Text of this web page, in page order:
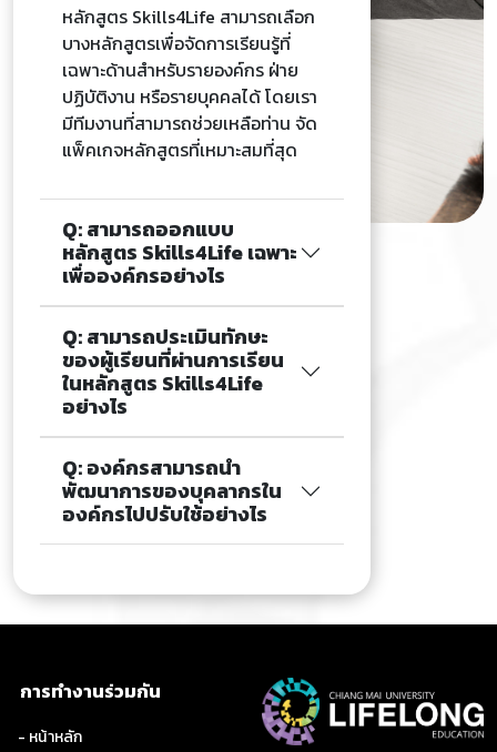
ลงทะเบียนความสนใจ
หลักสูตร Skills4Life สามารถเลือก
บางหลักสูตรเพื่อจัดการเรียนรู้ที่
เฉพาะด้านสำหรับรายองค์กร ฝ่าย
ปฏิบัติงาน หรือรายบุคคลได้ โดยเรา
มีทีมงานที่สามารถช่วยเหลือท่าน จัด
แพ็คเกจหลักสูตรที่เหมาะสมที่สุด
Q: สามารถออกแบบ
หลักสูตร Skills4Life เฉพาะ
เพื่อองค์กรอย่างไร
Q: สามารถประเมินทักษะ
ของผู้เรียนที่ผ่านการเรียน
ในหลักสูตร Skills4Life
อย่างไร
Q: องค์กรสามารถนำ
พัฒนาการของบุคลากรใน
องค์กรไปปรับใช้อย่างไร
การทำงานร่วมกัน
- หน้าหลัก